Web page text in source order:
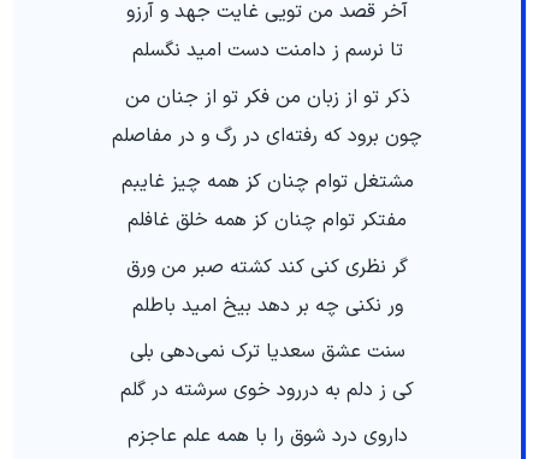
آخر قصد من تویی غایت جهد و آرزو
تا نرسم ز دامنت دست امید نگسلم
ذکر تو از زبان من فکر تو از جنان من
چون برود که رفته‌ای در رگ و در مفاصلم
مشتغل توام چنان کز همه چیز غایبم
مفتکر توام چنان کز همه خلق غافلم
گر نظری کنی کند کشته صبر من ورق
ور نکنی چه بر دهد بیخ امید باطلم
سنت عشق سعدیا ترک نمی‌دهی بلی
کی ز دلم به دررود خوی سرشته در گلم
داروی درد شوق را با همه علم عاجزم